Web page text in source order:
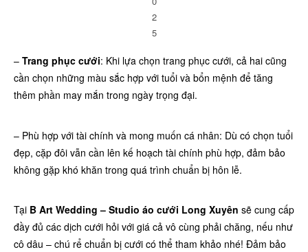
2
5
– Trang phục cưới: Khi lựa chọn trang phục cưới, cả hai cũng
cần chọn những màu sắc hợp với tuổi và bổn mệnh để tăng
thêm phần may mắn trong ngày trọng đại.
– Phù hợp với tài chính và mong muốn cá nhân: Dù có chọn tuổi
đẹp, cặp đôi vẫn cần lên kế hoạch tài chính phù hợp, đảm bảo
không gặp khó khăn trong quá trình chuẩn bị hôn lễ.
Tại B Art Wedding – Studio áo cưới Long Xuyên sẽ cung cấp
đầy đủ các dịch cưới hỏi với giá cả vô cùng phải chăng, nếu như
cô dâu – chú rể chuẩn bị cưới có thể tham khảo nhé! Đảm bảo